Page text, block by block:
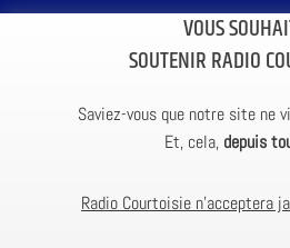
VOUS
SOUTENIR RADIO
Saviez-vous que notre site ne
Et, cela, depuis
Radio Courtoisie n’acceptera